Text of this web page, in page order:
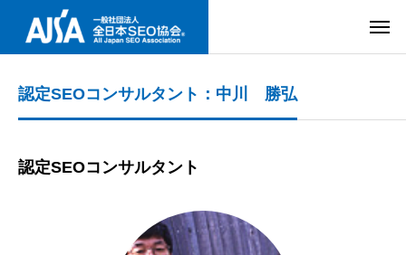
認定SEOコンサルタント：中川 勝弘
認定SEOコンサルタント